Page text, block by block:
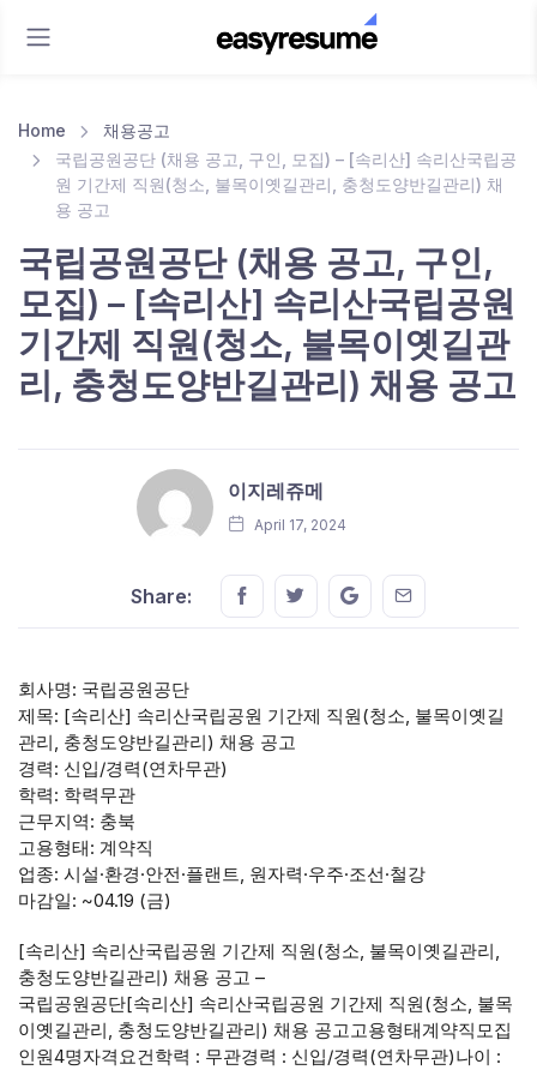
Home
채용공고
국립공원공단 (채용 공고, 구인, 모집) – [속리산] 속리산국립공
원 기간제 직원(청소, 불목이옛길관리, 충청도양반길관리) 채
용 공고
국립공원공단 (채용 공고, 구인,
모집) – [속리산] 속리산국립공원
기간제 직원(청소, 불목이옛길관
리, 충청도양반길관리) 채용 공고
이지레쥬메
April 17, 2024
Share: Share this on FaceBook
Share this on Twitter
Share this on GMail
Share this on
회사명: 국립공원공단
제목: [속리산] 속리산국립공원 기간제 직원(청소, 불목이옛길
관리, 충청도양반길관리) 채용 공고
경력: 신입/경력(연차무관)
학력: 학력무관
근무지역: 충북
고용형태: 계약직
업종: 시설·환경·안전·플랜트, 원자력·우주·조선·철강
마감일: ~04.19 (금)
[속리산] 속리산국립공원 기간제 직원(청소, 불목이옛길관리,
충청도양반길관리) 채용 공고 –
국립공원공단[속리산] 속리산국립공원 기간제 직원(청소, 불목
이옛길관리, 충청도양반길관리) 채용 공고고용형태계약직모집
인원4명자격요건학력 : 무관경력 : 신입/경력(연차무관)나이 :